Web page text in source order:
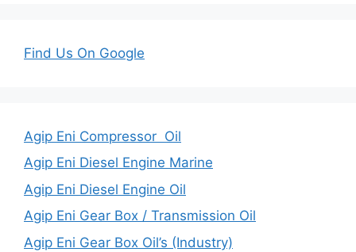
Find Us On Google
Agip Eni Compressor Oil
Agip Eni Diesel Engine Marine
Agip Eni Diesel Engine Oil
Agip Eni Gear Box / Transmission Oil
Agip Eni Gear Box Oil’s (Industry)